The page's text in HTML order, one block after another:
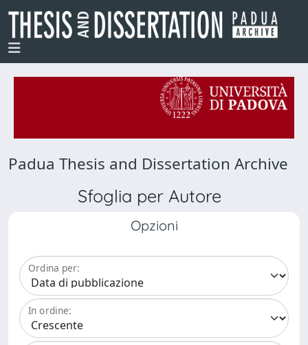
Padua Thesis and Dissertation Archive
Sfoglia per Autore
Opzioni
Ordina per:
In ordine: